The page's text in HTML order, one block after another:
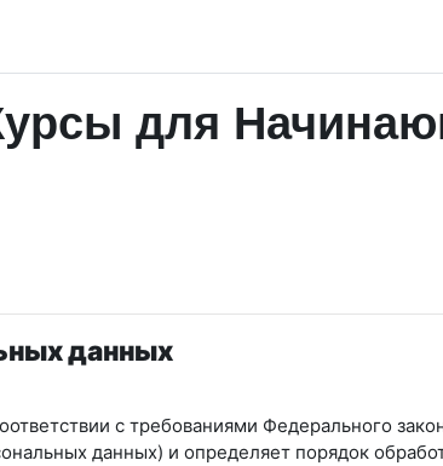
для
данных
с требованиями Федерального
данных) и определяет порядок